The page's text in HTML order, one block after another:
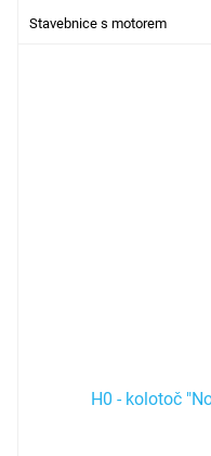
Stavebnice s motorem
H0 - kolotoč